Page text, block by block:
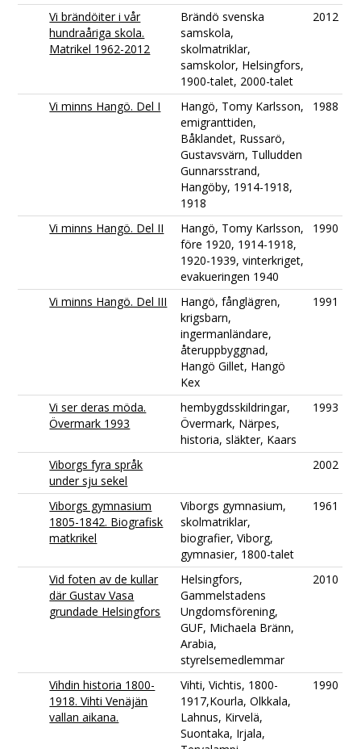
Vi brändöiter i vår
hundraåriga skola.
Matrikel 1962-2012
Brändö svenska
samskola,
skolmatriklar,
samskolor, Helsingfors,
1900-talet, 2000-talet
2012
Vi minns Hangö. Del I
Hangö, Tomy Karlsson,
emigranttiden,
Båklandet, Russarö,
Gustavsvärn, Tulludden
Gunnarsstrand,
Hangöby, 1914-1918,
1918
1988
Vi minns Hangö. Del II
Hangö, Tomy Karlsson,
före 1920, 1914-1918,
1920-1939, vinterkriget,
evakueringen 1940
1990
Vi minns Hangö. Del III
Hangö, fånglägren,
krigsbarn,
ingermanländare,
återuppbyggnad,
Hangö Gillet, Hangö
Kex
1991
Vi ser deras möda.
Övermark 1993
hembygdsskildringar,
Övermark, Närpes,
historia, släkter, Kaars
1993
Viborgs fyra språk
under sju sekel
2002
Viborgs gymnasium
1805-1842. Biografisk
matkrikel
Viborgs gymnasium,
skolmatriklar,
biografier, Viborg,
gymnasier, 1800-talet
1961
Vid foten av de kullar
där Gustav Vasa
grundade Helsingfors
Helsingfors,
Gammelstadens
Ungdomsförening,
GUF, Michaela Bränn,
Arabia,
styrelsemedlemmar
2010
Vihdin historia 1800-
1918. Vihti Venäjän
vallan aikana.
Vihti, Vichtis, 1800-
1917,Kourla, Olkkala,
Lahnus, Kirvelä,
Suontaka, Irjala,
1990